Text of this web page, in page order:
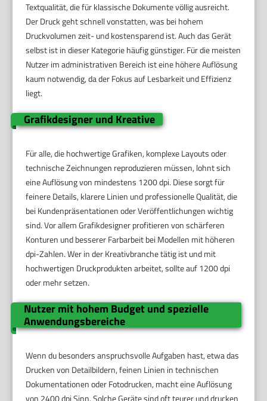
Textqualität, die für klassische Dokumente völlig ausreicht.
Der Druck geht schnell vonstatten, was bei hohem
Druckvolumen zeit- und kostensparend ist. Auch das Gerät
selbst ist in dieser Kategorie häufig günstiger. Für die meisten
Nutzer im administrativen Bereich ist eine höhere Auflösung
kaum notwendig, da der Fokus auf Lesbarkeit und Effizienz
liegt.
Grafikdesigner und Kreative
Für alle, die hochwertige Grafiken, komplexe Layouts oder
technische Zeichnungen reproduzieren müssen, lohnt sich
eine Auflösung von mindestens 1200 dpi. Diese sorgt für
feinere Details, klarere Linien und professionelle Qualität, die
bei Kundenpräsentationen oder Veröffentlichungen wichtig
sind. Vor allem Grafikdesigner profitieren von schärferen
Konturen und besserer Farbarbeit bei Modellen mit höheren
dpi-Zahlen. Wer in der Kreativbranche tätig ist und mit
hochwertigen Druckprodukten arbeitet, sollte auf 1200 dpi
oder mehr setzen.
Nutzer mit hohem Budget und spezielle
Anwendungsbereiche
Wenn du besonders anspruchsvolle Aufgaben hast, etwa das
Drucken von Detailbildern, feinen Linien in technischen
Dokumentationen oder Fotodrucken, macht eine Auflösung